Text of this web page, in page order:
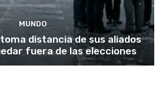
MUNDO
distancia de sus aliados
fuera de las elecciones